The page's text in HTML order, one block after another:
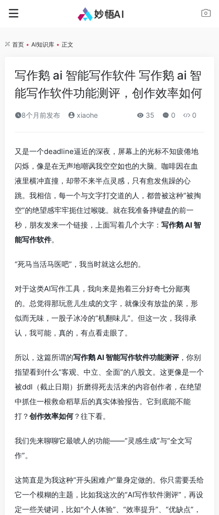
首页 • AI知识库 • 正文
写作鹅 ai 智能写作软件 写作鹅 ai 智
能写作软件功能测评，创作效率如何
8个月前发布 xiaohe 35 0 0
又是一个deadline逼近的深夜，屏幕上的光标不知疲倦地
闪烁，像是在无声地嘲讽我空空如也的大脑。咖啡因在血
液里横冲直撞，却带不来半点灵感，只有愈发焦躁的心
跳。我相信，每一个与文字打交道的人，都曾被这种“被掏
空”的绝望感牢牢扼住过喉咙。就在我准备摔键盘的前一
秒，朋友发来一个链接，上面写着几个大字： 写作鹅 AI 智
能写作软件。
“死马当活马医吧”，我当时就这么想的。
对于这类AI写作工具，我向来是抱着三分好奇七分鄙夷
的。总觉得那玩意儿生成的文字，就像没有放盐的菜，形
似而无味，一股子冰冷的“机翻味儿”。但这一次，我得承
认，我可能，真的，有点看走眼了。
所以，这篇所谓的写作鹅 AI 智能写作软件功能测评，你别
指望看到什么“客观、中立、全面”的八股文。这更像是一个
被ddl（截止日期）折磨得死去活来的内容创作者，在绝望
中抓住一根救命稻草后的真实体验报告。它到底能不能
打？ 创作效率如何？往下看。
我们先来聊聊它最唬人的功能——“灵感生成”与“全文写
作”。
这简直是为我这种“开头困难户”量身定做的。你只需要丢给
它一个模糊的主题，比如我这次的“AI写作软件测评”，再设
定一些关键词，比如“个人体验”、“效率提升”、“优缺点”，